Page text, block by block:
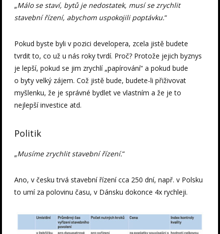
„Málo se staví, bytů je nedostatek, musí se zrychlit
stavební řízení, abychom uspokojili poptávku.“
Pokud byste byli v pozici developera, zcela jistě budete
tvrdit to, co už u nás roky tvrdí. Proč? Protože jejich byznys
je lepší, pokud se jim zrychlí „papírování“ a pokud bude
o byty velký zájem. Což jistě bude, budete-li přiživovat
myšlenku, že je správné bydlet ve vlastním a že je to
nejlepší investice atd.
Politik
„Musíme zrychlit stavební řízení.“
Ano, v česku trvá stavební řízení cca 250 dní, např. v Polsku
to umí za polovinu času, v Dánsku dokonce 4x rychleji.